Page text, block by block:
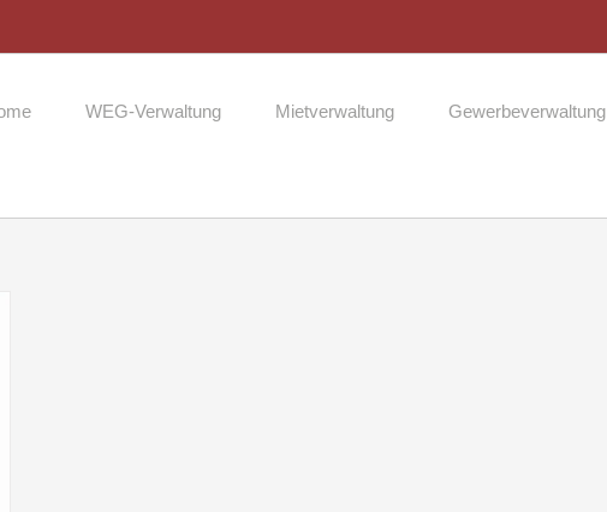
WEG-Verwaltung Mietverwaltung Gewerbeverwaltung